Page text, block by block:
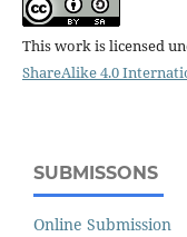
This work is licensed
ShareAlike 4.0
SUBMISSONS
Online Submission